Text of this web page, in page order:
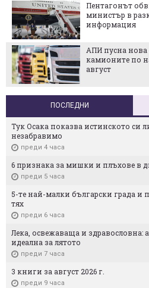
Пентагонът
министър в
информация
АПИ пусна нова
камионите по
август
ПОСЛЕДНИ
Тук Осака показва истинското си
незабравимо
преди 4 часа
6 признака за мишки и плъхове в
преди 5 часа
5-те най-малки български градa и
тях
преди 6 часа
Лека, освежаваща и здравословна:
идеална за лятото
преди 7 часа
3 книги за август 2026 г.
преди 9 часа